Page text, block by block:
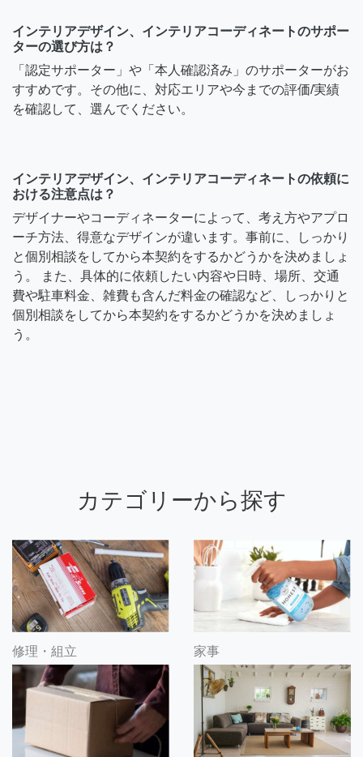
インテリアデザイン、インテリアコーディネートのサポー
ターの選び方は？
「認定サポーター」や「本人確認済み」のサポーターがお
すすめです。その他に、対応エリアや今までの評価/実績
を確認して、選んでください。
インテリアデザイン、インテリアコーディネートの依頼に
おける注意点は？
デザイナーやコーディネーターによって、考え方やアプロ
ーチ方法、得意なデザインが違います。事前に、しっかり
と個別相談をしてから本契約をするかどうかを決めましょ
う。 また、具体的に依頼したい内容や日時、場所、交通
費や駐車料金、雑費も含んだ料金の確認など、しっかりと
個別相談をしてから本契約をするかどうかを決めましょ
う。
カテゴリーから探す
修理・組立 家事